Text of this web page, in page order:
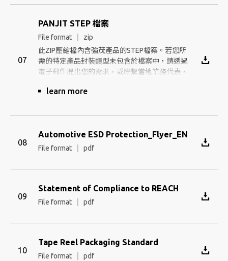
PANJIT STEP 檔案
File format
zip
此ZIP壓縮檔內含強茂產品的STEP檔案。若您所
需的特定產品封裝類型未包含於檔案中，請透過
電子郵件提出您的需求，或聯繫當地業務代表，
Automotive ESD Protection_Flyer_EN
File format pdf
Statement of Compliance to REACH
File format pdf
Tape Reel Packaging Standard
File format pdf